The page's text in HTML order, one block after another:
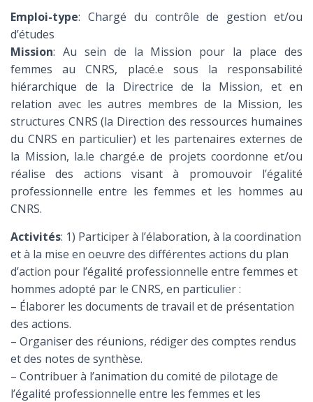
Emploi-type: Chargé du contrôle de gestion et/ou
d’études
Mission: Au sein de la Mission pour la place des
femmes au CNRS, placé.e sous la responsabilité
hiérarchique de la Directrice de la Mission, et en
relation avec les autres membres de la Mission, les
structures CNRS (la Direction des ressources humaines
du CNRS en particulier) et les partenaires externes de
la Mission, la.le chargé.e de projets coordonne et/ou
réalise des actions visant à promouvoir l’égalité
professionnelle entre les femmes et les hommes au
CNRS.
Activités: 1) Participer à l’élaboration, à la coordination
et à la mise en oeuvre des différentes actions du plan
d’action pour l’égalité professionnelle entre femmes et
hommes adopté par le CNRS, en particulier :
– Élaborer les documents de travail et de présentation
des actions.
– Organiser des réunions, rédiger des comptes rendus
et des notes de synthèse.
– Contribuer à l’animation du comité de pilotage de
l’égalité professionnelle entre les femmes et les